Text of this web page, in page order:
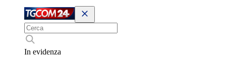
In evidenza